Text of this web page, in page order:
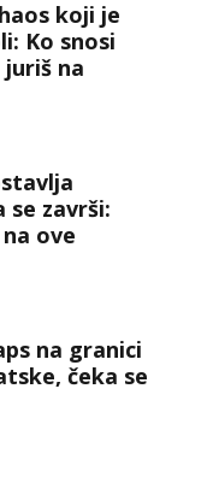
koji je
Ko snosi
na
se završi:
ove
na granici
čeka se